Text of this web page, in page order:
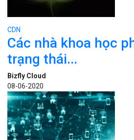
CDN
Các nhà khoa học
trạng thái...
Bizfly Cloud
08-06-2020